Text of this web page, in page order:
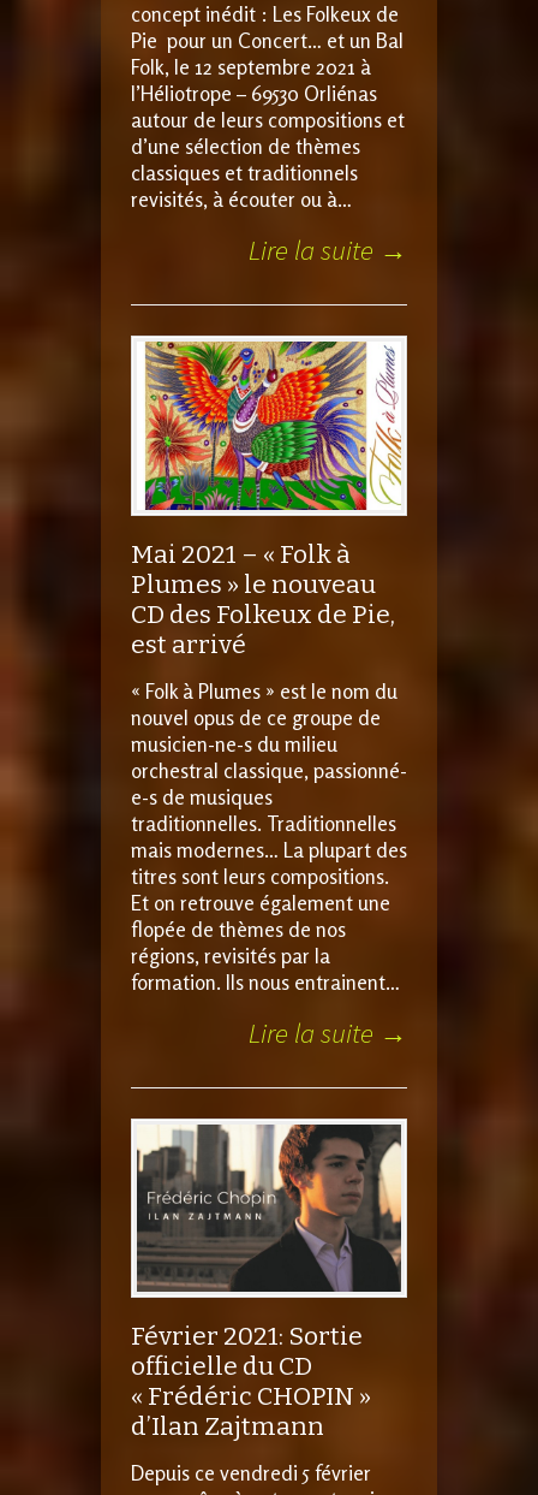
concept inédit : Les Folkeux de
Pie pour un Concert… et un Bal
Folk, le 12 septembre 2021 à
l’Héliotrope – 69530 Orliénas
autour de leurs compositions et
d’une sélection de thèmes
classiques et traditionnels
revisités, à écouter ou à…
Lire la suite →
Mai 2021 – « Folk à
Plumes » le nouveau
CD des Folkeux de Pie,
est arrivé
« Folk à Plumes » est le nom du
nouvel opus de ce groupe de
musicien-ne-s du milieu
orchestral classique, passionné-
e-s de musiques
traditionnelles. Traditionnelles
mais modernes… La plupart des
titres sont leurs compositions.
Et on retrouve également une
flopée de thèmes de nos
régions, revisités par la
formation. Ils nous entrainent…
Lire la suite →
Février 2021: Sortie
officielle du CD
« Frédéric CHOPIN »
d’Ilan Zajtmann
Depuis ce vendredi 5 février